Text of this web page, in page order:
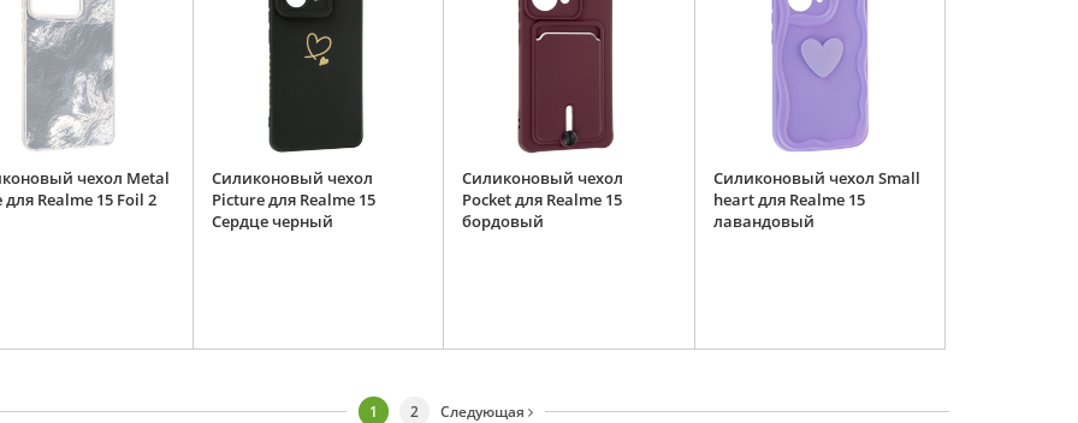
чехол Metal
для Realme 15 Foil 2
Силиконовый чехол
Picture для Realme 15
Сердце черный
Силиконовый чехол
Pocket для Realme 15
бордовый
Силиконовый чехол Small
heart для Realme 15
лавандовый
1 2 Следующая